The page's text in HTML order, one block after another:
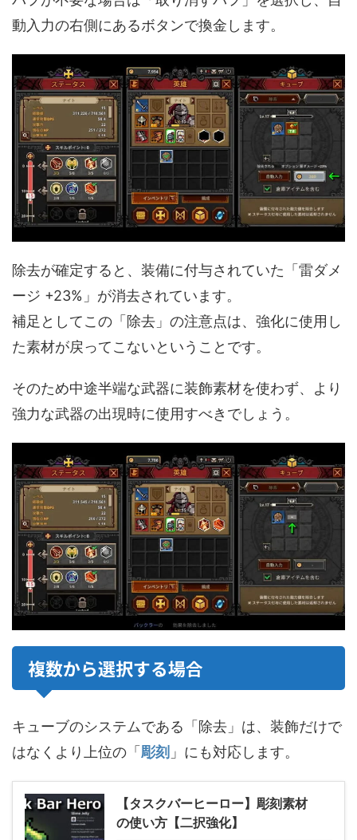
動入力の右側にあるボタンで換金します。
除去が確定すると、装備に付与されていた「雷ダメ
ージ +23%」が消去されています。
補足としてこの「除去」の注意点は、強化に使用し
た素材が戻ってこないということです。
そのため中途半端な武器に装飾素材を使わず、より
強力な武器の出現時に使用すべきでしょう。
複数から選択する場合
キューブのシステムである「除去」は、装飾だけで
はなくより上位の「彫刻 」にも対応します。
【タスクバーヒーロー】彫刻素材
の使い方【二択強化】